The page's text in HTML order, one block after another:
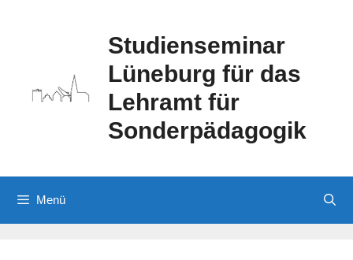
Studienseminar
Lüneburg für das
Lehramt für
Sonderpädagogik
Menü